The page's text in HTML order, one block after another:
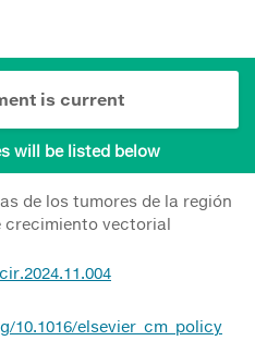
is current
will be listed below
de los tumores de la región
crecimiento vectorial
10.1016/elsevier_cm_policy